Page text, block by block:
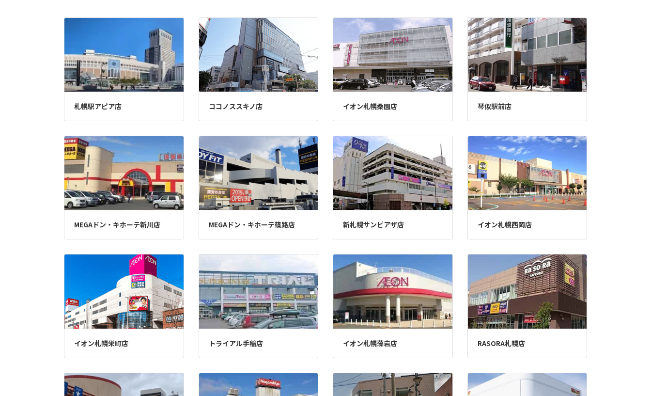
札幌駅アピア店 ココノススキノ店 イオン札幌桑園店 琴似駅前店
MEGAドン・キホーテ新川店 MEGAドン・キホーテ篠路店 新札幌サンピアザ店 イオン札幌西岡店
イオン札幌栄町店 トライアル手稲店 イオン札幌藻岩店 RASORA札幌店